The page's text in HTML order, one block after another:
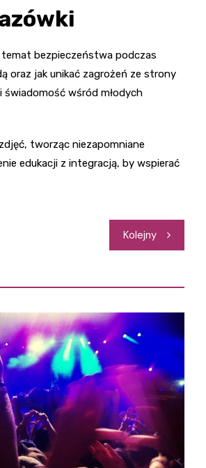
bezpieczeństwa podczas
oraz jak unikać zagrożeń ze strony
świadomość wśród młodych
tworząc niezapomniane
edukacji z integracją, by wspierać
Kolejny